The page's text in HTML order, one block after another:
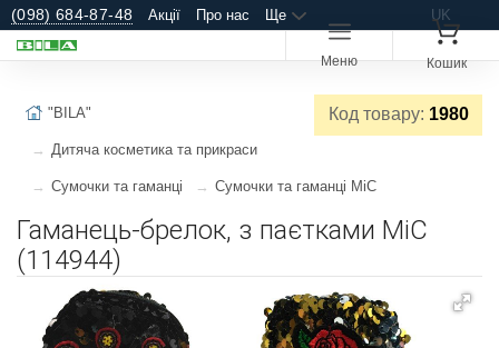
(098) 684-87-48 Акції Про нас Ще UK
Меню Кошик
Код товару: 1980
"BILA"
Дитяча косметика та прикраси
Сумочки та гаманці Сумочки та гаманці MiC
Гаманець-брелок, з паєтками MiC
(114944)